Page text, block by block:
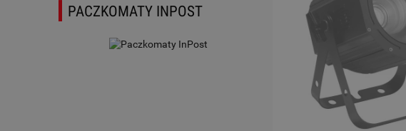
PACZKOMATY INPOST